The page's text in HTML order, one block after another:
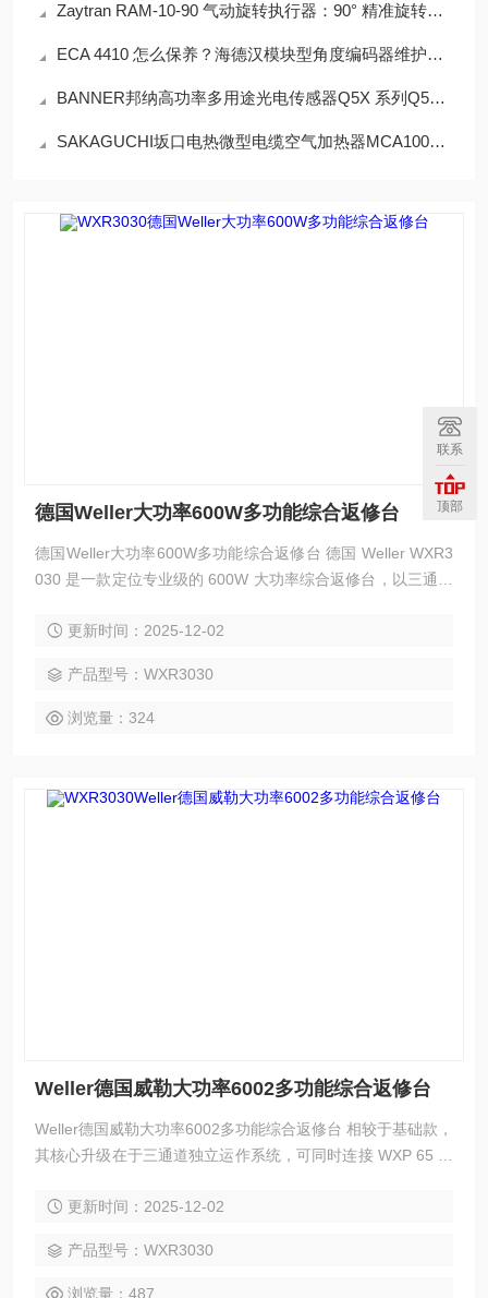
Zaytran RAM-10-90 气动旋转执行器：90° 精准旋转操作使用全指南
ECA 4410 怎么保养？海德汉模块型角度编码器维护技巧
BANNER邦纳高功率多用途光电传感器Q5X 系列Q5XKLAF2000-Q8注意事项
SAKAGUCHI坂口电热微型电缆空气加热器MCA1000N操作使用
德国Weller大功率600W多功能综合返修台
德国Weller大功率600W多功能综合返修台 德国 Weller WXR3
030 是一款定位专业级的 600W 大功率综合返修台，以三通道
电子制造、科研实验室及设备维修领域的高效装备。其整机采
插座）消除静电干扰，可安全处理各类敏感电子元件，符合严
苛的工业安全标准。​ 性能配置上，
更新时间：2025-12-02
产品型号：WXR3030
浏览量：324
Weller德国威勒大功率6002多功能综合返修台
Weller德国威勒大功率6002多功能综合返修台 相较于基础款，
其核心升级在于三通道独立运作系统，可同时连接 WXP 65 精
00W 的工具功率覆盖范围，既能处理 0.1mm 细微焊点，也能
幅控温，配合 18L/min 可调风量，升温速度比普通设备快 3
更新时间：2025-12-02
产品型号：WXR3030
浏览量：487
联系
顶部